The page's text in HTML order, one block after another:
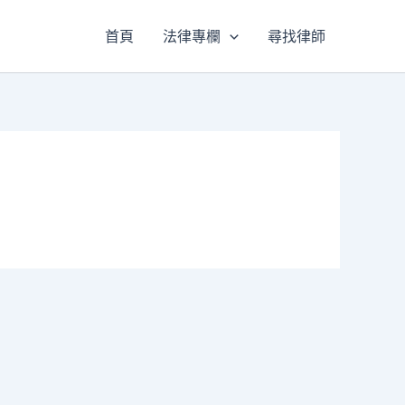
首頁 法律專欄 尋找律師